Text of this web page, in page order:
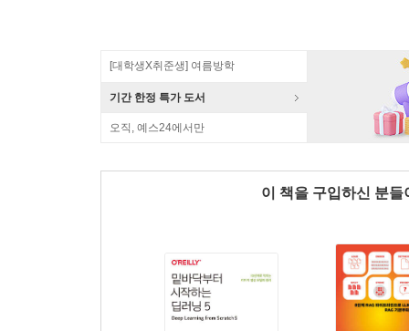
[대학생X취준생] 여름방학
기간 한정 특가 도서
오직, 예스24에서만
이 책을 구입하신 분